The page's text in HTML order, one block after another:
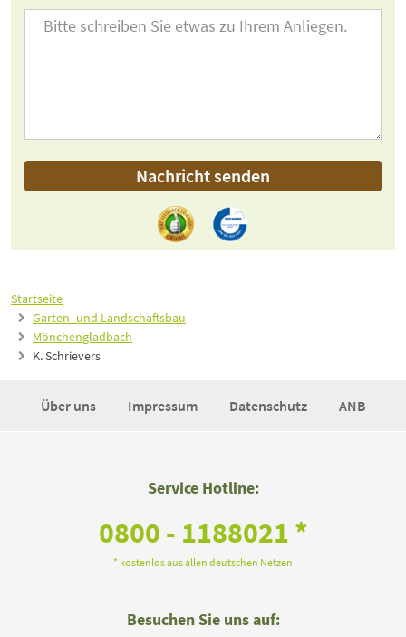
Startseite
Garten- und Landschaftsbau
Mönchengladbach
K. Schrievers
Nachricht senden
Über uns Impressum Datenschutz ANB
Service Hotline:
0800 - 1188021 *
* kostenlos aus allen deutschen Netzen
Besuchen Sie uns auf: